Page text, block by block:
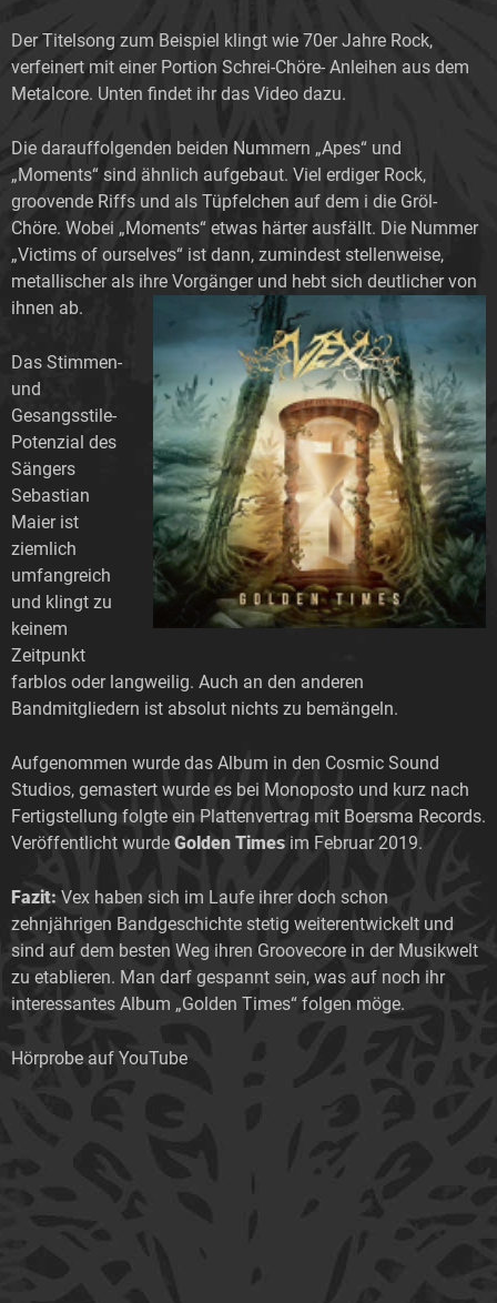
Der Titelsong zum Beispiel klingt wie 70er Jahre Rock,
verfeinert mit einer Portion Schrei-Chöre- Anleihen aus dem
Metalcore. Unten findet ihr das Video dazu.
Die darauffolgenden beiden Nummern „Apes“ und
„Moments“ sind ähnlich aufgebaut. Viel erdiger Rock,
groovende Riffs und als Tüpfelchen auf dem i die Gröl-
Chöre. Wobei „Moments“ etwas härter ausfällt. Die Nummer
„Victims of ourselves“ ist dann, zumindest stellenweise,
metallischer als ihre Vorgänger und hebt sich deutlicher von
ihnen ab.
Das Stimmen-
und
Gesangsstile-
Potenzial des
Sängers
Sebastian
Maier ist
ziemlich
umfangreich
und klingt zu
keinem
Zeitpunkt
farblos oder langweilig. Auch an den anderen
Bandmitgliedern ist absolut nichts zu bemängeln.
Aufgenommen wurde das Album in den Cosmic Sound
Studios, gemastert wurde es bei Monoposto und kurz nach
Fertigstellung folgte ein Plattenvertrag mit Boersma Records.
Veröffentlicht wurde Golden Times im Februar 2019.
Fazit: Vex haben sich im Laufe ihrer doch schon
zehnjährigen Bandgeschichte stetig weiterentwickelt und
sind auf dem besten Weg ihren Groovecore in der Musikwelt
zu etablieren. Man darf gespannt sein, was auf noch ihr
interessantes Album „Golden Times“ folgen möge.
Hörprobe auf YouTube